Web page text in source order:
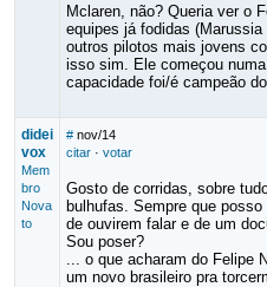
Mclaren, não? Queria ver o
equipes já fodidas
outros pilotos mais jovens
isso sim. Ele começou
capacidade foi/é campeão
didei
vox
Mem
bro
Nova
to
# nov/14
citar· votar
Gosto de corridas, sobre
bulhufas. Sempre que
de ouvirem falar e de um
Sou poser?
... o que acharam do Felipe
um novo brasileiro pra